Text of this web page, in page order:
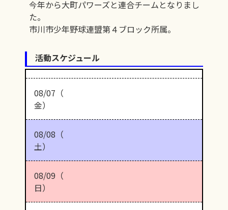
今年から大町パワーズと連合チームとなりまし
た。
市川市少年野球連盟第４ブロック所属。
活動スケジュール
08/07（
金）
08/08（
土）
08/09（
日）